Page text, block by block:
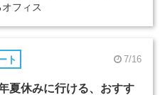
フィス
ト 7/16
夏休みに行ける、おすす